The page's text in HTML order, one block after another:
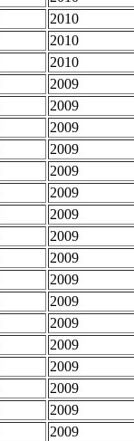
2010
2010
2010
2009
2009
2009
2009
2009
2009
2009
2009
2009
2009
2009
2009
2009
2009
2009
2009
2009